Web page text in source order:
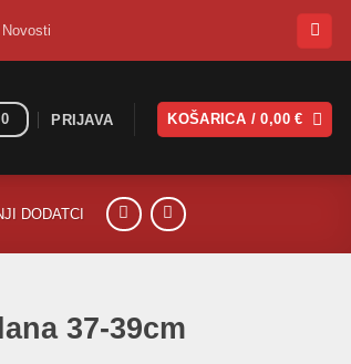
Novosti
PRIJAVA KOŠARICA /0,00€
DODATCI
37-39cm